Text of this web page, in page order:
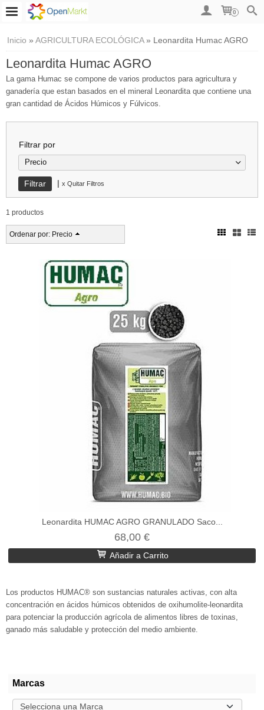
0
Marcas
Inicio » AGRICULTURA ECOLÓGICA» Leonardita Humac AGRO
Leonardita Humac AGRO
La gama Humac se compone de varios productos para agricultura y
ganadería que estan basados en el mineral Leonardita que contiene una
gran cantidad de Ácidos Húmicos y Fúlvicos.
Filtrar por
Precio
| x Quitar Filtros
1 productos
Ordenar por: Precio
Leonardita HUMAC AGRO GRANULADO Saco...
68,00 €
Añadir a Carrito
Los productos HUMAC® son sustancias naturales activas, con alta
concentración en ácidos húmicos obtenidos de oxihumolite-leonardita
para potenciar la producción agrícola de alimentos libres de toxinas,
ganado más saludable y protección del medio ambiente.